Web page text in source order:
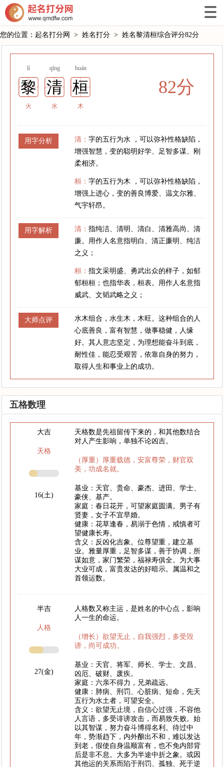
您的位置： 起名打分网 > 姓名打分 > 姓名黎清桓综合评分82分
lí qīng huán
黎 清 桓
火 水 木
82分
用字分析 清：字的五行为水 ，可以弥补性格缺陷，
增强智慧，变的聪明好学、足智多谋、刚
柔相济。
桓：字的五行为木 ，可以弥补性格缺陷，
增强上进心，变的善良博爱、温文尔雅、
气宇轩昂。
用字解析 清：指纯洁、清明、清白、清雅高尚、清
廉。用作人名意指明白、清正廉明、纯洁
之义；
桓：指文采明盛、勇武出众的样子，如郁
郁桓桓；也指华表，桓表。用作人名意指
威武、文韬武略之义；
大师点评
水木组合，水生木，木旺。这种组合的人
心底善良，富有智慧，做事稳健，人缘
好。其人意志坚定，为理想能奋斗到底，
耐性佳，能忍受艰苦，依靠自身的努力，
取得人生和事业上的成功。
五格数理
大吉
天格
16(土)
天格数是先祖留传下来的，和其他数结合
对人产生影响，单独不论凶吉。
（厚重）厚重载德，安富尊荣，财官双
美，功成名就。
基业：天官、贵命、豪杰、进田、学士、
豪侠、基产。
家庭：春日花开，可望家庭圆满。男子有
贤妻，女子不宜早婚。
健康：花草逢春，易溺于色情，戒慎者可
望健康长寿。
含义：反凶化吉象。位尊望重，建立基
业。雅量厚重，足智多谋，善于协调，所
谋如意，家门繁荣，福禄寿俱全。为大事
大业可成，富贵发达的好暗示。属温和之
首领运数。
半吉
人格
27(金)
人格数又称主运，是姓名的中心点，影响
人一生的命运。
（增长）欲望无止，自我强烈，多受毁
谤，尚可成功。
基业：天官、将军、师长、学士、文昌、
凶厄、破财、废疾。
家庭：六亲不得力，兄弟疏远。
健康：肺病、刑罚、心脏病、短命，先天
五行为水土者，可望安全。
含义：欲望无止境，自信心过强，不容他
人言语，多受诽谤攻击，而易致失败。始
以其智谋，努力奋斗博得名利。待过中
年，势渐趋下，内外酿出不和，难以发达
到老，假使自身温顺富有，也不免内部背
后是非不息。大多为半途中折之象。或因
其他运的关系而陷于刑罚、孤独、死于逆